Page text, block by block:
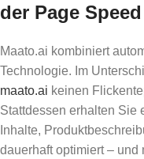
der Page
Maato.ai kombiniert
Technologie. Im
maato.ai keinen
Stattdessen erhalten Sie
Inhalte,
dauerhaft optimiert – und